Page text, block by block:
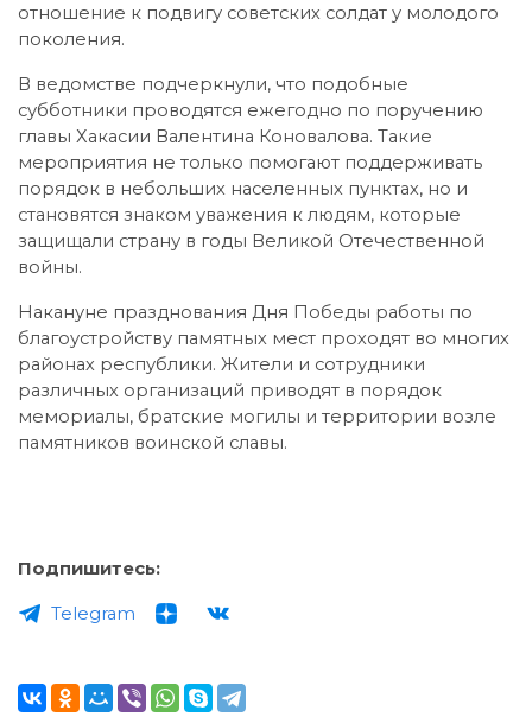
отношение к подвигу советских солдат у молодого
поколения.
В ведомстве подчеркнули, что подобные
субботники проводятся ежегодно по поручению
главы Хакасии Валентина Коновалова. Такие
мероприятия не только помогают поддерживать
порядок в небольших населенных пунктах, но и
становятся знаком уважения к людям, которые
защищали страну в годы Великой Отечественной
войны.
Накануне празднования Дня Победы работы по
благоустройству памятных мест проходят во многих
районах республики. Жители и сотрудники
различных организаций приводят в порядок
мемориалы, братские могилы и территории возле
памятников воинской славы.
Подпишитесь:
Telegram